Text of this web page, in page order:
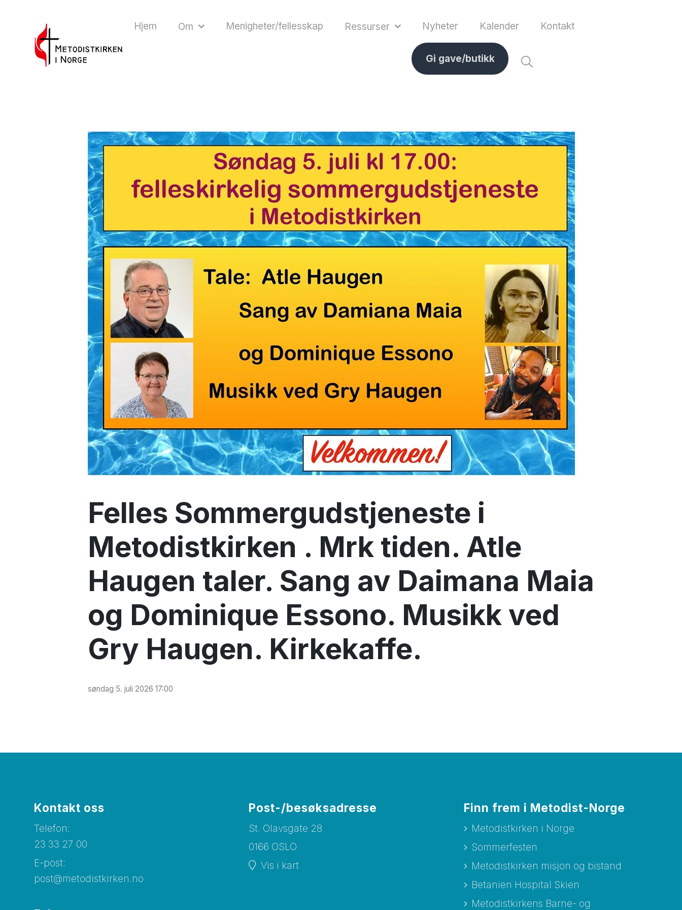
Hjem Om Menigheter/fellesskap Ressurser Nyheter Kalender Kontakt
Gi gave/butikk
Felles Sommergudstjeneste i
Metodistkirken . Mrk tiden. Atle
Haugen taler. Sang av Daimana Maia
og Dominique Essono. Musikk ved
Gry Haugen. Kirkekaffe.
søndag 5. juli 2026 17:00
Kontakt oss
Telefon:
23 33 27 00
E-post:
post@metodistkirken.no
Post-/besøksadresse
St. Olavsgate 28
0166 OSLO
Vis i kart
Finn frem i Metodist-Norge
Metodistkirken i Norge
Sommerfesten
Metodistkirken misjon og bistand
Betanien Hospital Skien
Metodistkirkens Barne- og